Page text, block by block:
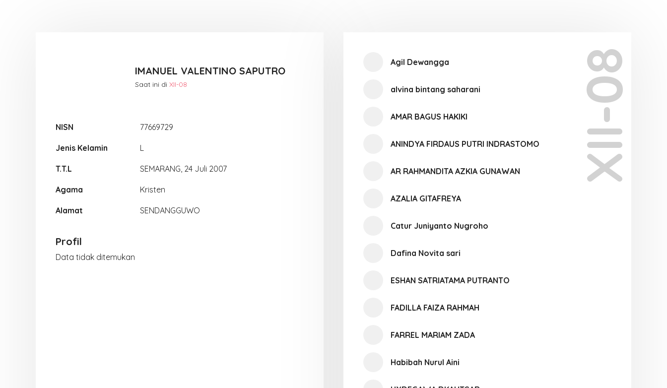
IMANUEL VALENTINO SAPUTRO
Saat ini di XII-08
NISN 77669729
Jenis Kelamin L
T.T.L SEMARANG, 24 Juli 2007
Agama Kristen
Alamat SENDANGGUWO
Profil
Data tidak ditemukan
XII-08
Agil Dewangga
alvina bintang saharani
AMAR BAGUS HAKIKI
ANINDYA FIRDAUS PUTRI INDRASTOMO
AR RAHMANDITA AZKIA GUNAWAN
AZALIA GITAFREYA
Catur Juniyanto Nugroho
Dafina Novita sari
ESHAN SATRIATAMA PUTRANTO
FADILLA FAIZA RAHMAH
FARREL MARIAM ZADA
Habibah Nurul Aini